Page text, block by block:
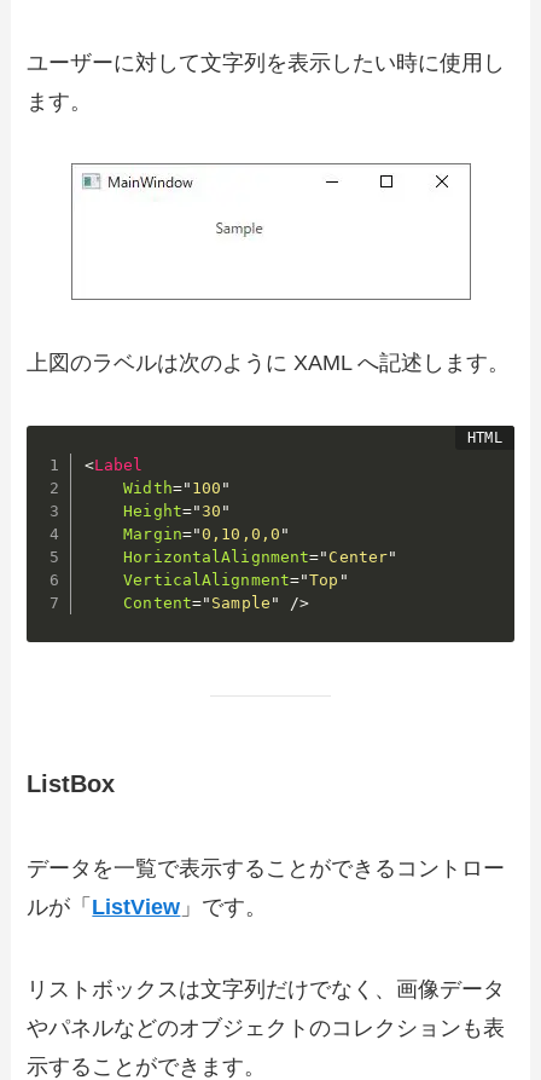
ユーザーに対して文字列を表示したい時に使用し
ます。
上図のラベルは次のように XAML へ記述します。
<Label
Width=" 100 "
Height=" 30 "
Margin="0,10,0,0 "
HorizontalAlignment=" Center"
VerticalAlignment="Top "
Content=" Sample " />
ListBox
データを一覧で表示することができるコントロー
ルが「 ListView 」です。
リストボックスは文字列だけでなく、画像データ
やパネルなどのオブジェクトのコレクションも表
示することができます。